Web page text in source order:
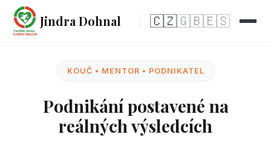
Jindra Dohnal 🇨🇿🇬🇧🇪🇸
KOUČ • MENTOR • PODNIKATEL
Podnikání postavené na
reálných výsledcích